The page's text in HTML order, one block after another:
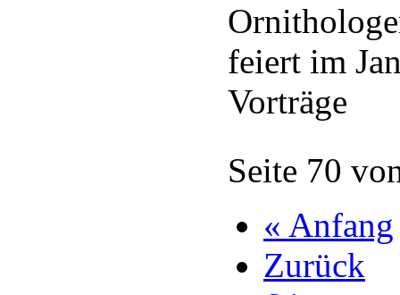
feiert im
Vorträge
Seite 70
« Anfang
Zurück